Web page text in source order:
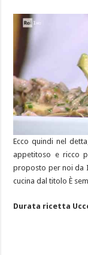
Ecco quindi nel
appetitoso e ricco
proposto per noi da
cucina dal titolo È
Durata ricetta